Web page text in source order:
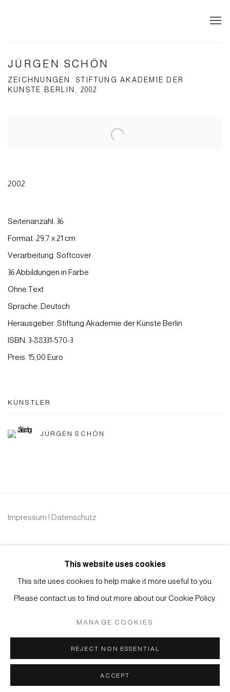
JÜRGEN SCHÖN
ZEICHNUNGEN. STIFTUNG AKADEMIE DER
KÜNSTE BERLIN, 2002
2002
Seitenanzahl: 36
Format: 29,7 x 21 cm
Verarbeitung: Softcover
36 Abbildungen in Farbe
Ohne Text
Sprache: Deutsch
Herausgeber: Stiftung Akademie der Künste Berlin
ISBN: 3-88331-570-3
Preis: 15,00 Euro
KÜNSTLER
JÜRGEN SCHÖN
Impressum | Datenschutz
Manage cookies
This website uses cookies
This site uses cookies to help make it more useful to you.
Please contact us to find out more about our Cookie Policy.
MANAGE COOKIES
REJECT NON ESSENTIAL
ACCEPT